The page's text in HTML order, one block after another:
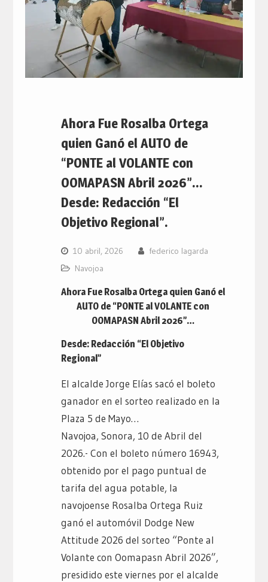
Ahora Fue Rosalba Ortega
quien Ganó el AUTO de
“PONTE al VOLANTE con
OOMAPASN Abril 2026”…
Desde: Redacción “El
Objetivo Regional”.
10 abril, 2026
federico lagarda
Navojoa
Ahora Fue Rosalba Ortega quien Ganó el
AUTO de “PONTE al VOLANTE con
OOMAPASN Abril 2026”…
Desde: Redacción “El Objetivo
Regional”
El alcalde Jorge Elías sacó el boleto
ganador en el sorteo realizado en la
Plaza 5 de Mayo…
Navojoa, Sonora, 10 de Abril del
2026.- Con el boleto número 16943,
obtenido por el pago puntual de
tarifa del agua potable, la
navojoense Rosalba Ortega Ruiz
ganó el automóvil Dodge New
Attitude 2026 del sorteo “Ponte al
Volante con Oomapasn Abril 2026”,
presidido este viernes por el alcalde